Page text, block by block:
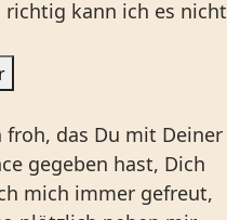
richtig kann ich es nicht
das Du mit Deiner
gegeben hast, Dich
mich immer gefreut,